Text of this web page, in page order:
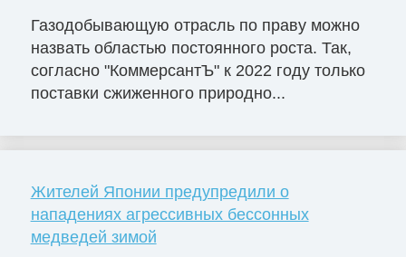
Газодобывающую отрасль по праву можно
назвать областью постоянного роста. Так,
согласно "КоммерсантЪ" к 2022 году только
поставки сжиженного природно...
Жителей Японии предупредили о
нападениях агрессивных бессонных
медведей зимой